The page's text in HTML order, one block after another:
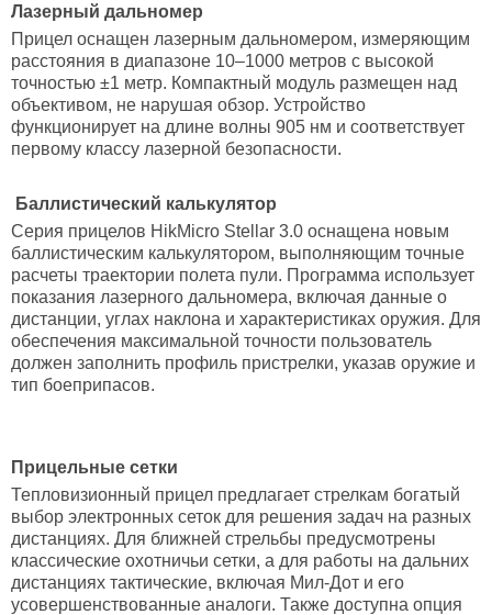
Лазерный дальномер
Прицел оснащен лазерным дальномером, измеряющим
расстояния в диапазоне 10–1000 метров с высокой
точностью ±1 метр. Компактный модуль размещен над
объективом, не нарушая обзор. Устройство
функционирует на длине волны 905 нм и соответствует
первому классу лазерной безопасности.
Баллистический калькулятор
Серия прицелов HikMicro Stellar 3.0 оснащена новым
баллистическим калькулятором, выполняющим точные
расчеты траектории полета пули. Программа использует
показания лазерного дальномера, включая данные о
дистанции, углах наклона и характеристиках оружия. Для
обеспечения максимальной точности пользователь
должен заполнить профиль пристрелки, указав оружие и
тип боеприпасов.
Прицельные сетки
Тепловизионный прицел предлагает стрелкам богатый
выбор электронных сеток для решения задач на разных
дистанциях. Для ближней стрельбы предусмотрены
классические охотничьи сетки, а для работы на дальних
дистанциях тактические, включая Мил-Дот и его
усовершенствованные аналоги. Также доступна опция